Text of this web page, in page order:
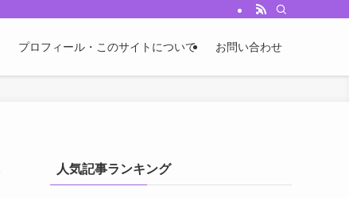
プロフィール・このサイトについて お問い合わせ
人気記事ランキング